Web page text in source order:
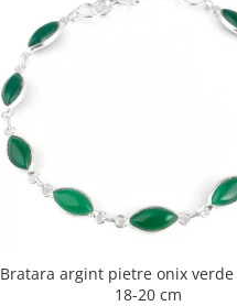
Bratara argint pietre onix
18-20 cm